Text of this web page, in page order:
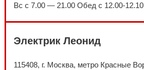
Вс с 7.00 — 21.00 Обед с 12.00-12.10
Электрик Леонид
115408, г. Москва, метро Красные